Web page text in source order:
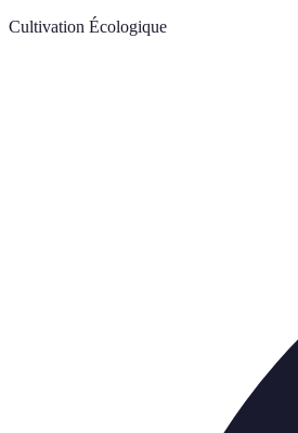
Cultivation Écologique